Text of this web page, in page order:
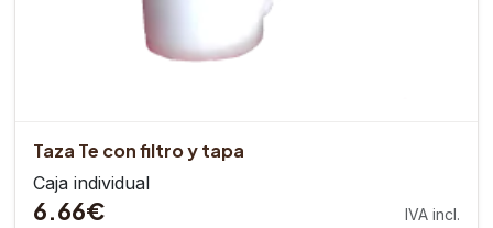
Taza Te con filtro y tapa
Caja individual
6.66€ IVA incl.